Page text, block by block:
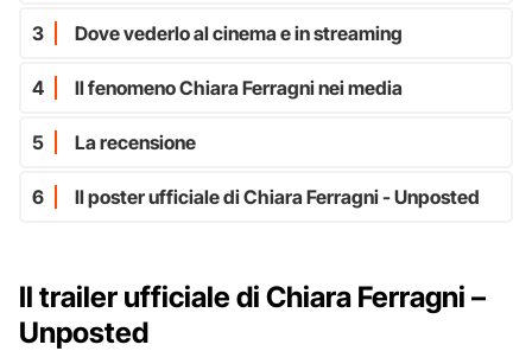
3 Dove vederlo al cinema e in streaming
4 Il fenomeno Chiara Ferragni nei media
5 La recensione
6 Il poster ufficiale di Chiara Ferragni - Unposted
Il trailer ufficiale di Chiara Ferragni –
Unposted